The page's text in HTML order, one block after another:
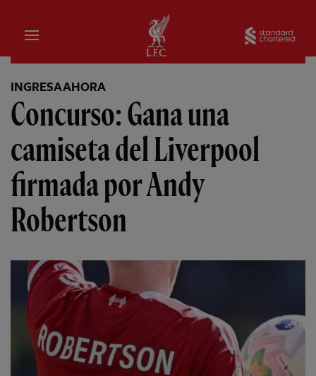
Hogar
INGRESA AHORA
Concurso: Gana una
camiseta del Liverpool
firmada por Andy
Robertson